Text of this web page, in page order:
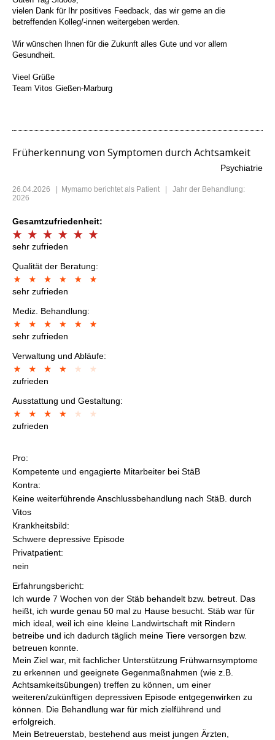
vielen Dank für Ihr positives Feedback, das wir gerne an die
betreffenden Kolleg/-innen weitergeben werden.
Wir wünschen Ihnen für die Zukunft alles Gute und vor allem
Gesundheit.
Vieel Grüße
Team Vitos Gießen-Marburg
Früherkennung von Symptomen durch Achtsamkeit
Psychiatrie
26.04.2026 | Mymamo berichtet als Patient | Jahr der Behandlung:
2026
Gesamtzufriedenheit:
sehr zufrieden
Qualität der Beratung:
sehr zufrieden
Mediz. Behandlung:
sehr zufrieden
Verwaltung und Abläufe:
zufrieden
Ausstattung und Gestaltung:
zufrieden
Pro:
Kompetente und engagierte Mitarbeiter bei StäB
Kontra:
Keine weiterführende Anschlussbehandlung nach StäB. durch
Vitos
Krankheitsbild:
Schwere depressive Episode
Privatpatient:
nein
Erfahrungsbericht:
Ich wurde 7 Wochen von der Stäb behandelt bzw. betreut. Das
heißt, ich wurde genau 50 mal zu Hause besucht. Stäb war für
mich ideal, weil ich eine kleine Landwirtschaft mit Rindern
betreibe und ich dadurch täglich meine Tiere versorgen bzw.
betreuen konnte.
Mein Ziel war, mit fachlicher Unterstützung Frühwarnsymptome
zu erkennen und geeignete Gegenmaßnahmen (wie z.B.
Achtsamkeitsübungen) treffen zu können, um einer
weiteren/zukünftigen depressiven Episode entgegenwirken zu
können. Die Behandlung war für mich zielführend und
erfolgreich.
Mein Betreuerstab, bestehend aus meist jungen Ärzten,